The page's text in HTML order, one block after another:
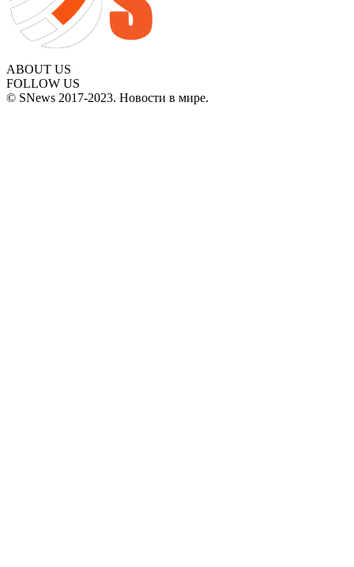
ABOUT US
FOLLOW US
© SNews 2017-2023. Новости в мире.